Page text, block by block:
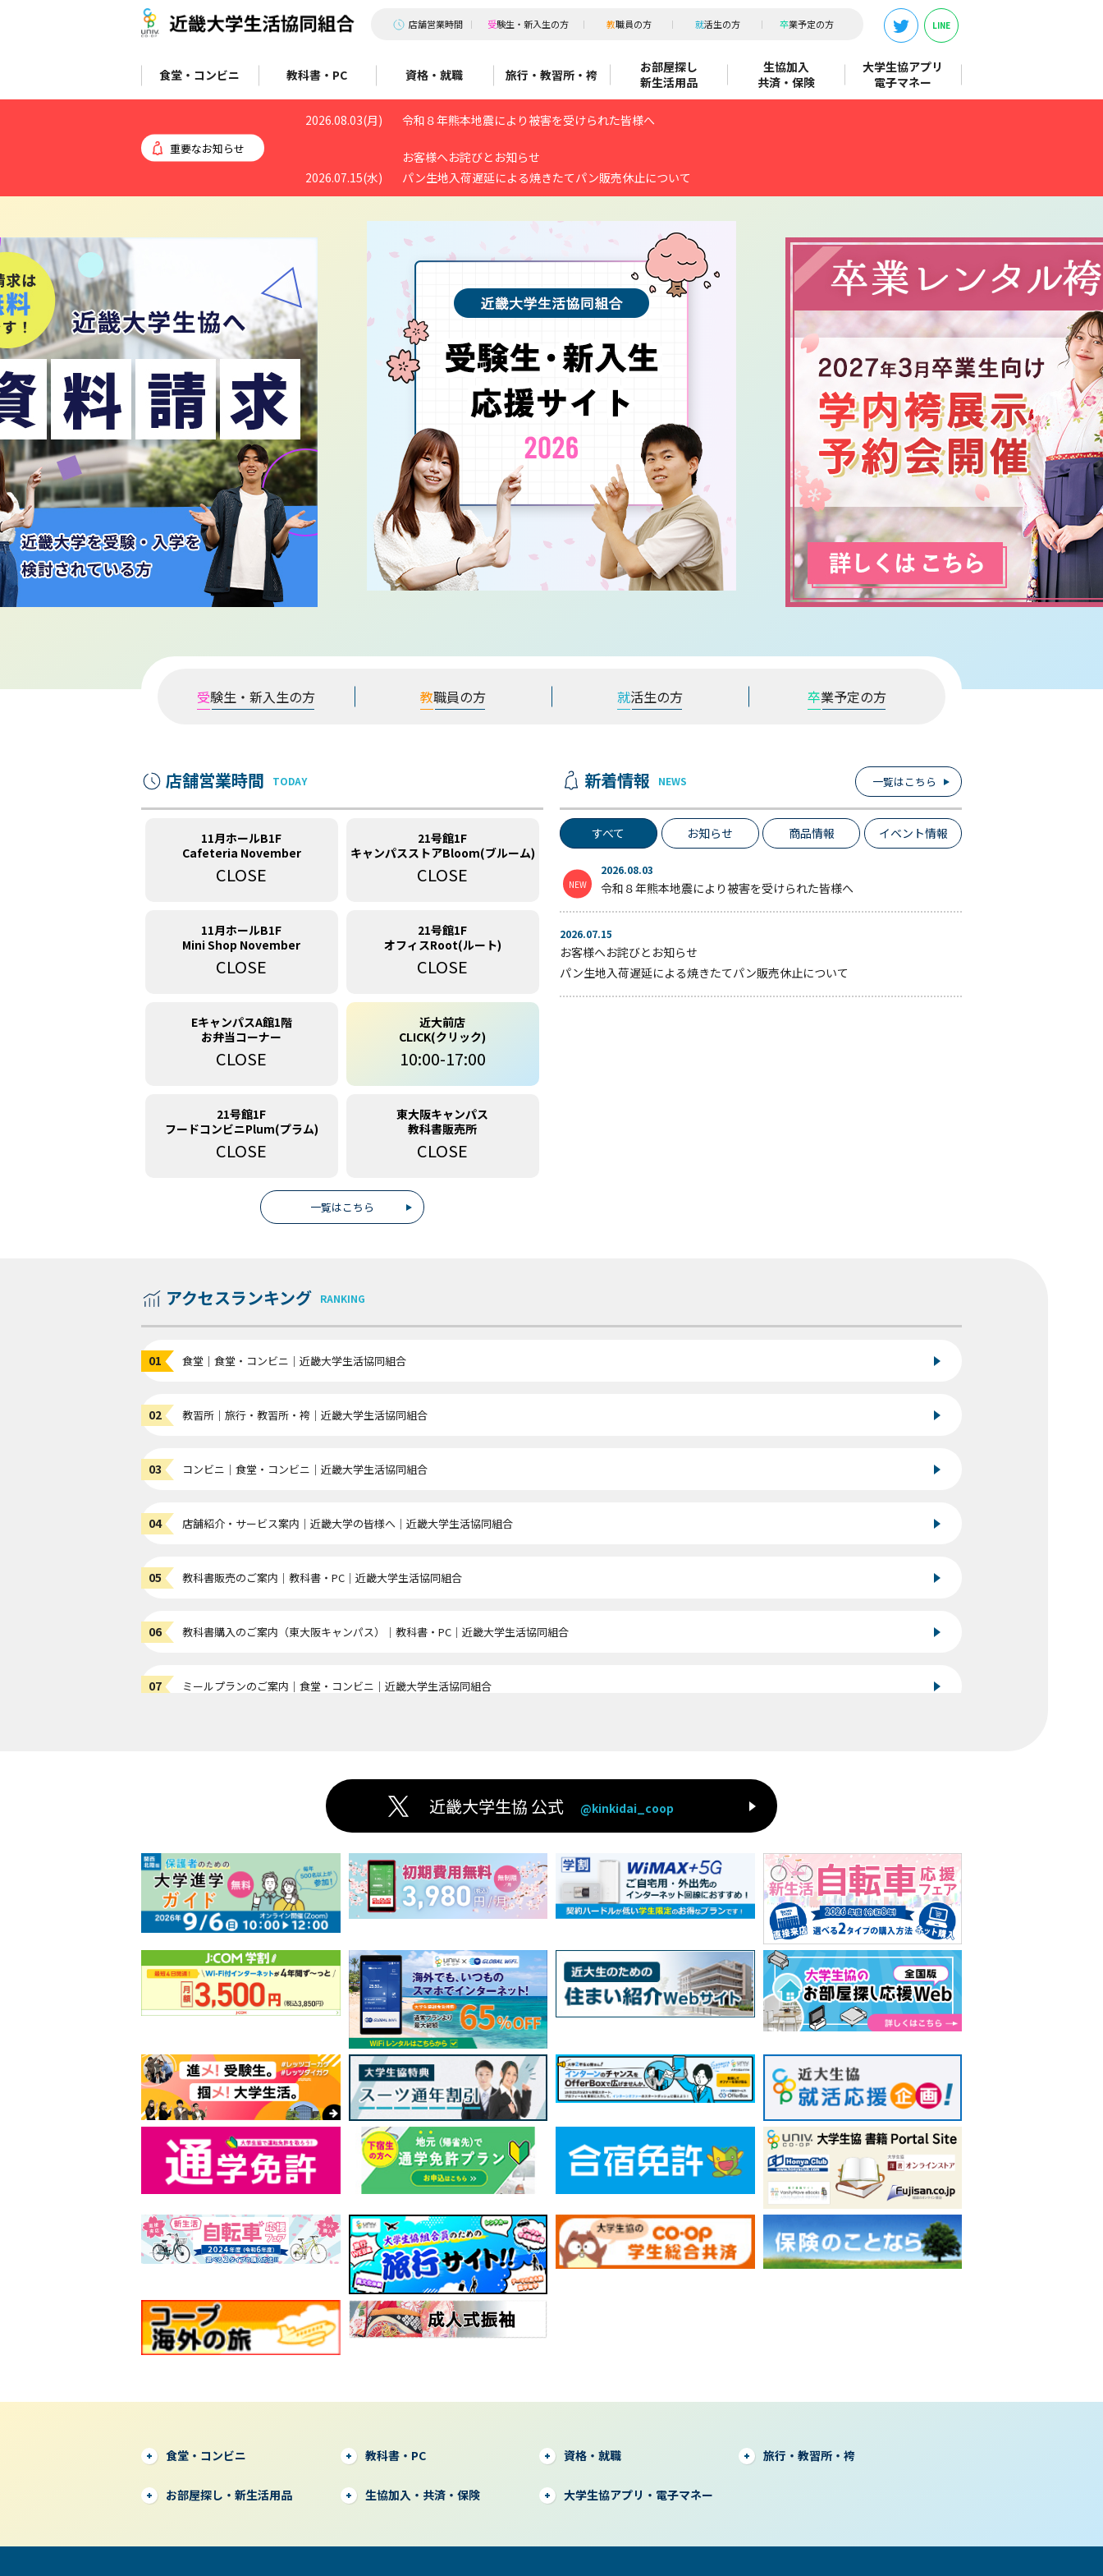
食堂・コンビニ 教科書・PC 資格・就職 旅行・教習所・袴
お部屋探し
新生活用品
生協加入
共済・保険
大学生協アプリ
電子マネー
店舗営業時間 受験生・新入生の方 教職員の方 就活生の方 卒業予定の方 LINE
重要なお知らせ
2026.08.03(月) 令和８年熊本地震により被害を受けられた皆様へ
2026.07.15(水)
お客様へお詫びとお知らせ
パン生地入荷遅延による焼きたてパン販売休止について
受験生・新入生の方 教職員の方 就活生の方 卒業予定の方
店舗営業時間 TODAY
11月ホールB1F
Cafeteria November
CLOSE
21号館1F
キャンパスストアBloom(ブルーム)
CLOSE
11月ホールB1F
Mini Shop November
CLOSE
21号館1F
オフィスRoot(ルート)
CLOSE
EキャンパスA館1階
お弁当コーナー
CLOSE
近大前店
CLICK(クリック)
10:00-17:00
21号館1F
フードコンビニPlum(プラム)
CLOSE
東大阪キャンパス
教科書販売所
CLOSE
一覧はこちら
新着情報 NEWS 一覧はこちら
すべて お知らせ 商品情報 イベント情報
2026.08.03
令和８年熊本地震により被害を受けられた皆様へ
2026.07.15
お客様へお詫びとお知らせ
パン生地入荷遅延による焼きたてパン販売休止について
アクセスランキング RANKING
食堂｜食堂・コンビニ｜近畿大学生活協同組合
教習所｜旅行・教習所・袴｜近畿大学生活協同組合
コンビニ｜食堂・コンビニ｜近畿大学生活協同組合
店舗紹介・サービス案内｜近畿大学の皆様へ｜近畿大学生活協同組合
教科書販売のご案内｜教科書・PC｜近畿大学生活協同組合
教科書購入のご案内（東大阪キャンパス）｜教科書・PC｜近畿大学生活協同組合
ミールプランのご案内｜食堂・コンビニ｜近畿大学生活協同組合
レンタル袴展示・試着会のご案内｜旅行・教習所・袴｜近畿大学生活協同組合
近畿大学生協 公式 @kinkidai_coop
食堂・コンビニ 教科書・PC 資格・就職 旅行・教習所・袴
お部屋探し・新生活用品 生協加入・共済・保険 大学生協アプリ・電子マネー